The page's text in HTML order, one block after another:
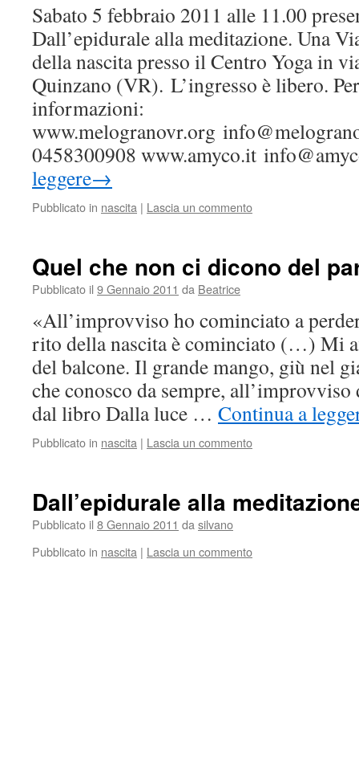
Sabato 5 febbraio 2011 alle 11.00
Dall’epidurale alla meditazione. Una
della nascita presso il Centro Yoga in
Quinzano (VR). L’ingresso è libero.
informazioni:
www.melogranovr.org
0458300908 www.amyco.it
leggere→
Pubblicato in nascita | Lascia un commento
Quel che non ci dicono del
Pubblicato il 9 Gennaio 2011 da Beatrice
«All’improvviso ho cominciato a
rito della nascita è cominciato (…) Mi
del balcone. Il grande mango, giù nel
che conosco da sempre,
dal libro Dalla luce … Continua a
Pubblicato in nascita | Lascia un commento
Dall’epidurale alla
Pubblicato il 8 Gennaio 2011 da silvano
Pubblicato in nascita | Lascia un commento